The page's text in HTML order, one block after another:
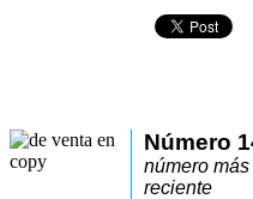
Número
número más
reciente